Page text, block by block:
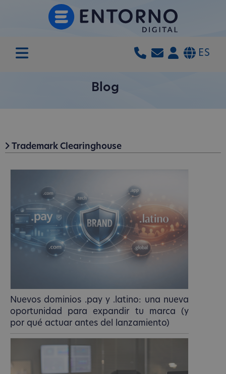
ES
Blog
Trademark Clearinghouse
Nuevos dominios .pay y .latino: una nueva
oportunidad para expandir tu marca (y
por qué actuar antes del lanzamiento)